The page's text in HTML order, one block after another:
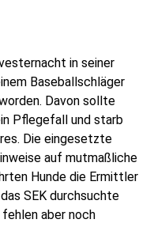
in seiner
Baseballschläger
Davon sollte
Pflegefall und starb
Die eingesetzte
auf mutmaßliche
Hunde die Ermittler
SEK durchsuchte
fehlen aber noch